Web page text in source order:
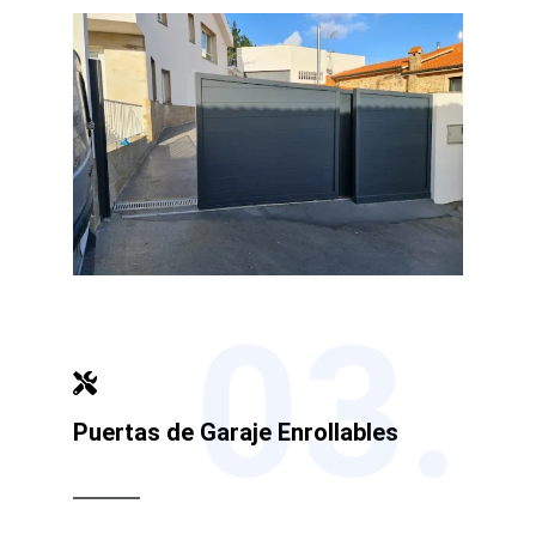
Puertas de Garaje Enrollables
03.